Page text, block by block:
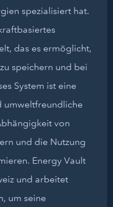
spezialisiert hat.
das es ermöglicht,
speichern und bei
System ist eine
umweltfreundliche
von
und die Nutzung
Energy Vault
und arbeitet
um seine